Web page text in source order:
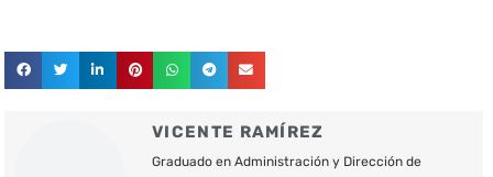
VICENTE RAMÍREZ
Graduado en Administración y Dirección de